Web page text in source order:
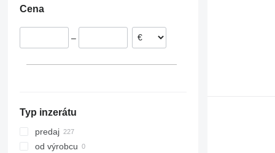
950
992
CS
D series
Taliansko
Španielsko
Cena
–
Typ inzerátu
predaj
od výrobcu